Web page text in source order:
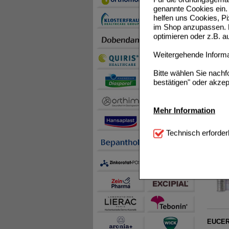
genannte Cookies
helfen uns Cookies,
im Shop anzupassen.
optimieren oder z.B.
Weitergehende
Bitte wählen Sie
bestätigen" oder
Mehr Information
Technisch
notwendig sind (z.B.
Diese
beispielsweise für
Inhalte anzuzeigen
Statistik & Tracking:
sammeln, mit deren
auch die Werbung
Technisch